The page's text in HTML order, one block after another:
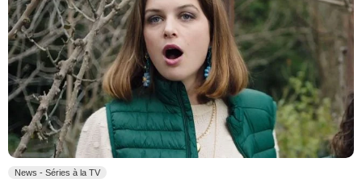
News - Séries à la TV